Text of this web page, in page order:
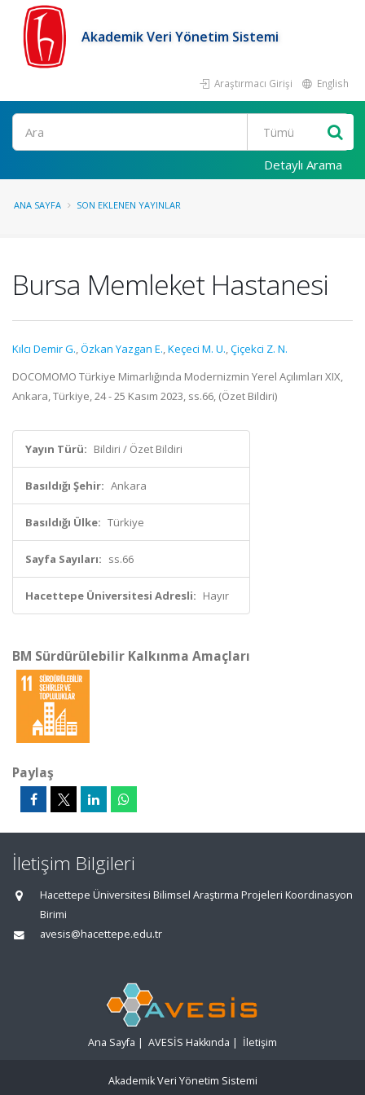
Akademik Veri Yönetim Sistemi
Araştırmacı Girişi English
Ara
Detaylı Arama
ANA SAYFA SON EKLENEN YAYINLAR
Bursa Memleket Hastanesi
Kılcı Demir G.,Özkan Yazgan E.,Keçeci M. U.,Çiçekci Z. N.
DOCOMOMO Türkiye Mimarlığında Modernizmin Yerel Açılımları XIX,
Ankara, Türkiye, 24 - 25 Kasım 2023, ss.66, (Özet Bildiri)
Yayın Türü: Bildiri / Özet Bildiri
Basıldığı Şehir: Ankara
Basıldığı Ülke: Türkiye
Sayfa Sayıları: ss.66
Hacettepe Üniversitesi Adresli: Hayır
BM Sürdürülebilir Kalkınma Amaçları
Paylaş
İletişim Bilgileri
Hacettepe Üniversitesi Bilimsel Araştırma Projeleri Koordinasyon
Birimi
avesis@hacettepe.edu.tr
Ana Sayfa | AVESİS Hakkında | İletişim
Akademik Veri Yönetim Sistemi